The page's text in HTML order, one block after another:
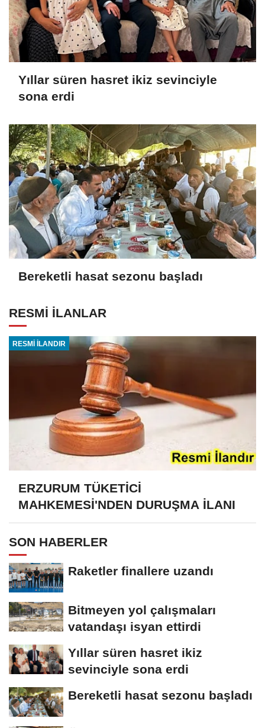
Yıllar süren hasret ikiz sevinciyle
sona erdi
Bereketli hasat sezonu başladı
RESMİ İLANLAR
RESMİ İLANDIR
ERZURUM TÜKETİCİ
MAHKEMESİ'NDEN DURUŞMA İLANI
SON HABERLER
Raketler finallere uzandı
Bitmeyen yol çalışmaları
vatandaşı isyan ettirdi
Yıllar süren hasret ikiz
sevinciyle sona erdi
Bereketli hasat sezonu başladı